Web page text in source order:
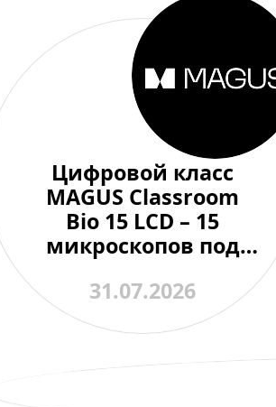
Цифровой класс
MAGUS Classroom
Bio 15 LCD – 15
микроскопов под
преподавателя
31.07.2026